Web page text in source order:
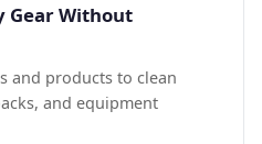
Gear Without
and products to clean
and equipment